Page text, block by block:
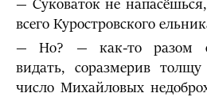
— Суковаток не
всего Куростровского
— Но? — как-то разом
видать, соразмерив
число Михайловых